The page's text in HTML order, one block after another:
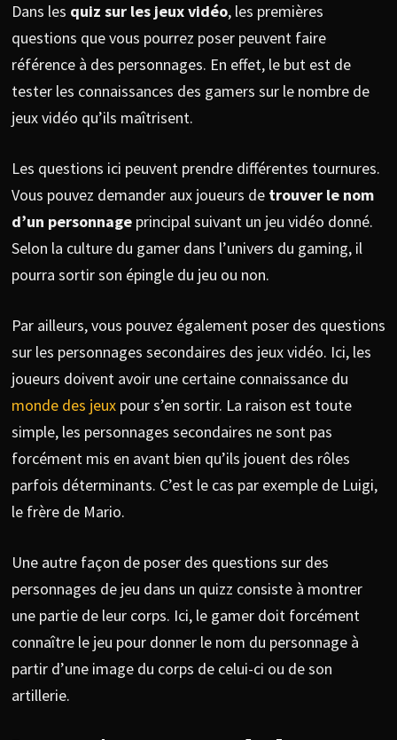
Dans les quiz sur les jeux vidéo, les premières
questions que vous pourrez poser peuvent faire
référence à des personnages. En effet, le but est de
tester les connaissances des gamers sur le nombre de
jeux vidéo qu’ils maîtrisent.
Les questions ici peuvent prendre différentes tournures.
Vous pouvez demander aux joueurs de trouver le nom
d’un personnage principal suivant un jeu vidéo donné.
Selon la culture du gamer dans l’univers du gaming, il
pourra sortir son épingle du jeu ou non.
Par ailleurs, vous pouvez également poser des questions
sur les personnages secondaires des jeux vidéo. Ici, les
joueurs doivent avoir une certaine connaissance du
monde des jeuxpour s’en sortir. La raison est toute
simple, les personnages secondaires ne sont pas
forcément mis en avant bien qu’ils jouent des rôles
parfois déterminants. C’est le cas par exemple de Luigi,
le frère de Mario.
Une autre façon de poser des questions sur des
personnages de jeu dans un quizz consiste à montrer
une partie de leur corps. Ici, le gamer doit forcément
connaître le jeu pour donner le nom du personnage à
partir d’une image du corps de celui-ci ou de son
artillerie.